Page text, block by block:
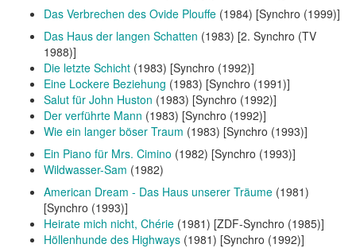
Das Verbrechen des Ovide Plouffe (1984) [Synchro (1999)]
Das Haus der langen Schatten (1983) [2. Synchro (TV
1988)]
Die letzte Schicht (1983) [Synchro (1992)]
Eine Lockere Beziehung (1983) [Synchro (1991)]
Salut für John Huston (1983) [Synchro (1992)]
Der verführte Mann (1983) [Synchro (1992)]
Wie ein langer böser Traum (1983) [Synchro (1993)]
Ein Piano für Mrs. Cimino (1982) [Synchro (1993)]
Wildwasser-Sam (1982)
American Dream - Das Haus unserer Träume (1981)
[Synchro (1993)]
Heirate mich nicht, Chérie (1981) [ZDF-Synchro (1985)]
Höllenhunde des Highways (1981) [Synchro (1992)]